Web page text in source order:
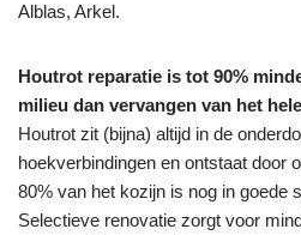
Alblas, Arkel.
Houtrot reparatie is tot 90%
milieu dan vervangen van het
Houtrot zit (bijna) altijd in de
hoekverbindingen en ontstaat door
80% van het kozijn is nog in goede
Selectieve renovatie zorgt voor